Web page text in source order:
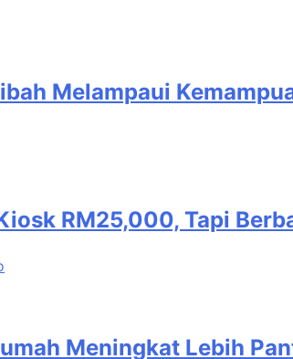
Melampaui
RM25,000, Tapi
Meningkat Lebih